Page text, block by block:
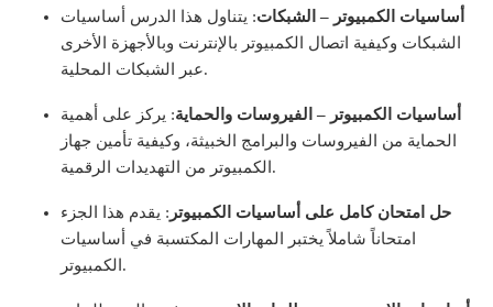
أساسيات الكمبيوتر – الشبكات: يتناول هذا الدرس أساسيات
الشبكات وكيفية اتصال الكمبيوتر بالإنترنت وبالأجهزة الأخرى
عبر الشبكات المحلية.
أساسيات الكمبيوتر – الفيروسات والحماية: يركز على أهمية
الحماية من الفيروسات والبرامج الخبيثة، وكيفية تأمين جهاز
الكمبيوتر من التهديدات الرقمية.
حل امتحان كامل على أساسيات الكمبيوتر : يقدم هذا الجزء
امتحاناً شاملاً يختبر المهارات المكتسبة في أساسيات
الكمبيوتر.